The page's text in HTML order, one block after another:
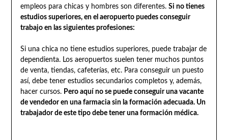
empleos para chicas y hombres son diferentes. Si no tienes
estudios superiores, en el aeropuerto puedes conseguir
trabajo en las siguientes profesiones:
Si una chica no tiene estudios superiores, puede trabajar de
dependienta. Los aeropuertos suelen tener muchos puntos
de venta, tiendas, cafeterías, etc. Para conseguir un puesto
así, debe tener estudios secundarios completos y, además,
hacer cursos. Pero aquí no se puede conseguir una vacante
de vendedor en una farmacia sin la formación adecuada. Un
trabajador de este tipo debe tener una formación médica.